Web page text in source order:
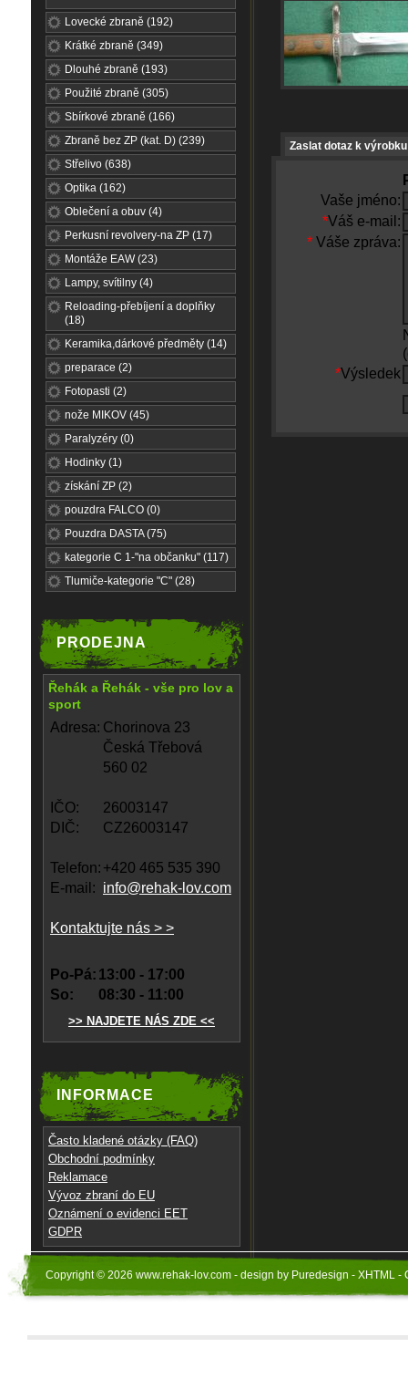
Lovecké zbraně (192)
Krátké zbraně (349)
Dlouhé zbraně (193)
Použité zbraně (305)
Sbírkové zbraně (166)
Zbraně bez ZP (kat. D) (239)
Střelivo (638)
Optika (162)
Oblečení a obuv (4)
Perkusní revolvery-na ZP (17)
Montáže EAW (23)
Lampy, svítilny (4)
Reloading-přebíjení a doplňky
(18)
Keramika,dárkové předměty (14)
preparace (2)
Fotopasti (2)
nože MIKOV (45)
Paralyzéry (0)
Hodinky (1)
získání ZP (2)
pouzdra FALCO (0)
Pouzdra DASTA (75)
kategorie C 1-"na občanku" (117)
Tlumiče-kategorie "C" (28)
PRODEJNA
Řehák a Řehák - vše pro lov a
sport
Adresa: Chorinova 23
Česká Třebová
560 02
IČO:
26003147
DIČ:
CZ26003147
Telefon: +420 465 535 390
E-mail: info@rehak-lov.com
Kontaktujte nás > >
Po-Pá: 13:00 - 17:00
So:
08:30 - 11:00
>> NAJDETE NÁS ZDE <<
INFORMACE
Často kladené otázky (FAQ)
Obchodní podmínky
Reklamace
Vývoz zbraní do EU
Oznámení o evidenci EET
GDPR
Zaslat dotaz k výrobku
Vaše jméno:
*Váš e-mail:
* Váše zpráva:
*Výsledek
Copyright © 2026 www.rehak-lov.com - design by Puredesign - XHTML -